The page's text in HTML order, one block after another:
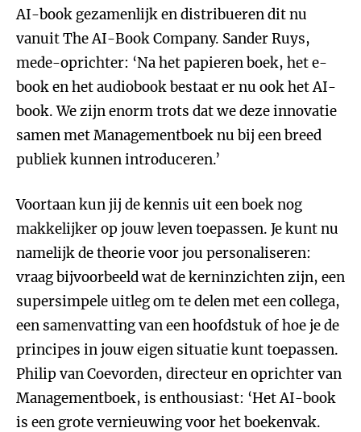
AI-book gezamenlijk en distribueren dit nu
vanuit The AI-Book Company. Sander Ruys,
mede-oprichter: ‘Na het papieren boek, het e-
book en het audiobook bestaat er nu ook het AI-
book. We zijn enorm trots dat we deze innovatie
samen met Managementboek nu bij een breed
publiek kunnen introduceren.’
Voortaan kun jij de kennis uit een boek nog
makkelijker op jouw leven toepassen. Je kunt nu
namelijk de theorie voor jou personaliseren:
vraag bijvoorbeeld wat de kerninzichten zijn, een
supersimpele uitleg om te delen met een collega,
een samenvatting van een hoofdstuk of hoe je de
principes in jouw eigen situatie kunt toepassen.
Philip van Coevorden, directeur en oprichter van
Managementboek, is enthousiast: ‘Het AI-book
is een grote vernieuwing voor het boekenvak.